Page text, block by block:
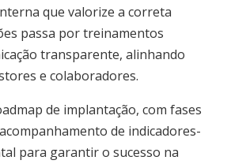
que valorize a correta
passa por treinamentos
transparente, alinhando
e colaboradores.
de implantação, com fases
de indicadores-
para garantir o sucesso na